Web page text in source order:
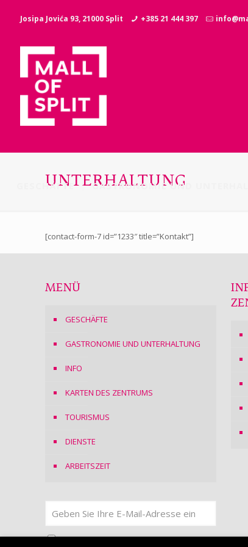
Josipa Jovića 93, 21000 Split +385 21 444 397
GESCHÄFTE GASTRONOMIE UND
UNTERHALTUNG
[contact-form-7 id=”1233″ title=”Kontakt”]
MENÜ
GESCHÄFTE
GASTRONOMIE UND UNTERHALTUNG
INFO
KARTEN DES ZENTRUMS
TOURISMUS
DIENSTE
ARBEITSZEIT
Ich stimmeder Datenschutzerklärungzu